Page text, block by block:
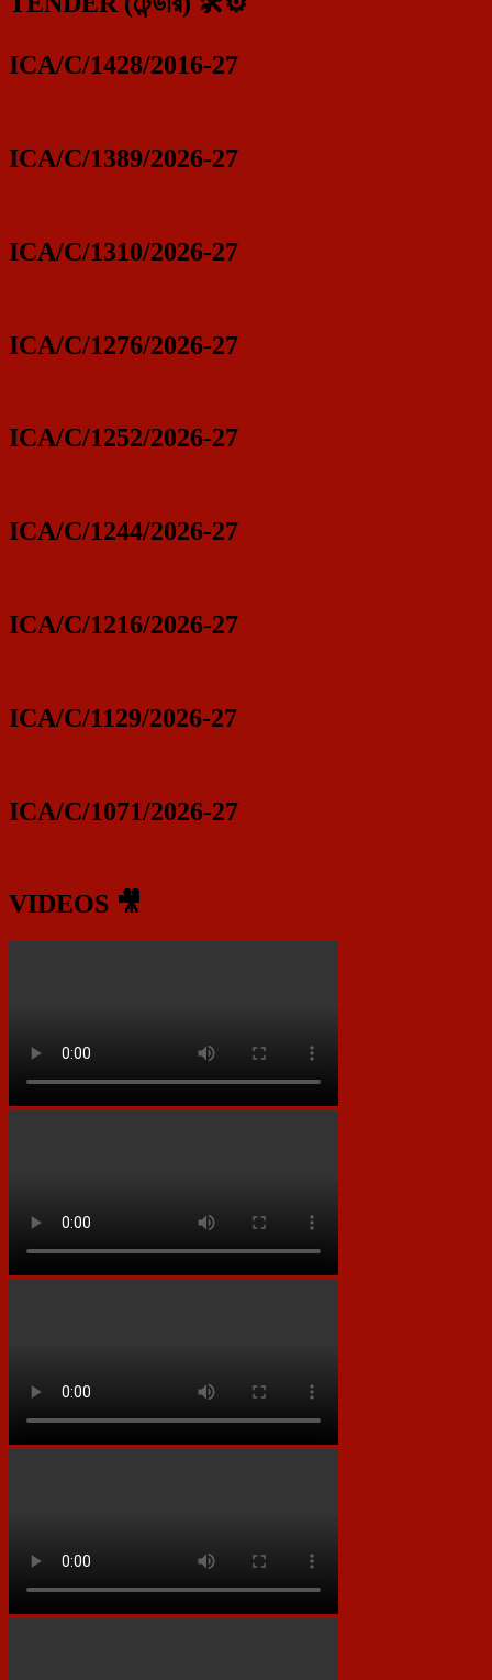
ICA/C/1428/2016-27
ICA/C/1389/2026-27
ICA/C/1310/2026-27
ICA/C/1276/2026-27
ICA/C/1252/2026-27
ICA/C/1244/2026-27
ICA/C/1216/2026-27
ICA/C/1129/2026-27
ICA/C/1071/2026-27
VIDEOS 🎥